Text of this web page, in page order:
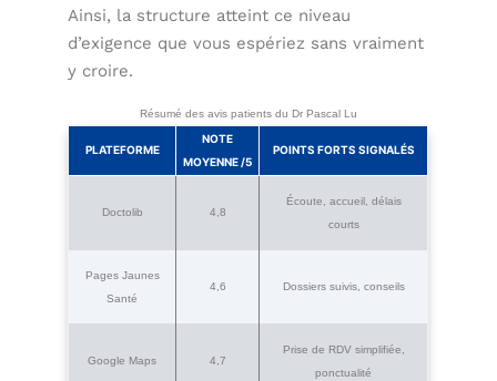
Ainsi, la structure atteint ce niveau
d’exigence que vous espériez sans vraiment
y croire.
Résumé des avis patients du Dr Pascal Lu
PLATEFORME
NOTE
MOYENNE /5
POINTS FORTS SIGNALÉS
Doctolib 4,8
Écoute, accueil, délais
courts
Pages Jaunes
Santé
4,6 Dossiers suivis, conseils
Google Maps 4,7
Prise de RDV simplifiée,
ponctualité